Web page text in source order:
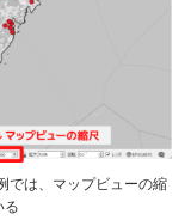
では、マップビューの縮
る